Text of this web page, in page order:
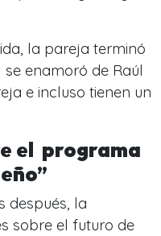
la pareja terminó
enamoró de Raúl
e incluso tienen un
el programa
después, la
sobre el futuro de